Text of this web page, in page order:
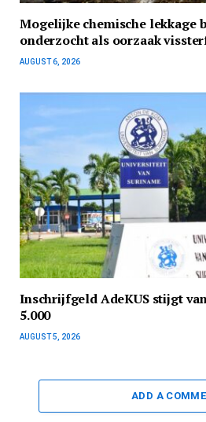
Mogelijke chemische lekkage
onderzocht als oorzaak
AUGUST 6, 2026
Inschrijfgeld AdeKUS stijgt van
5.000
AUGUST 5, 2026
ADD A